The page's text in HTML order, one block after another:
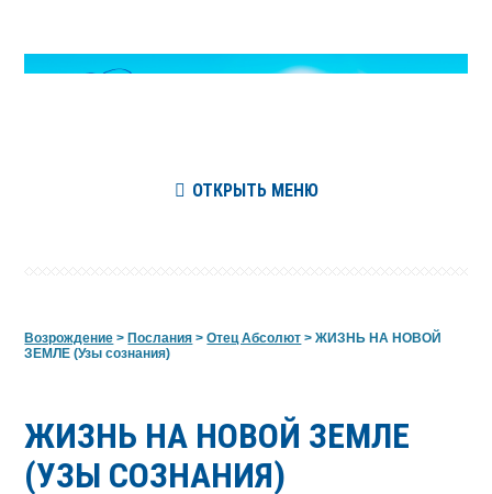
ОТКРЫТЬ МЕНЮ
Возрождение >Послания >Отец Абсолют >ЖИЗНЬ НА НОВОЙ
ЗЕМЛЕ (Узы сознания)
ЖИЗНЬ НА НОВОЙ ЗЕМЛЕ
(УЗЫ СОЗНАНИЯ)